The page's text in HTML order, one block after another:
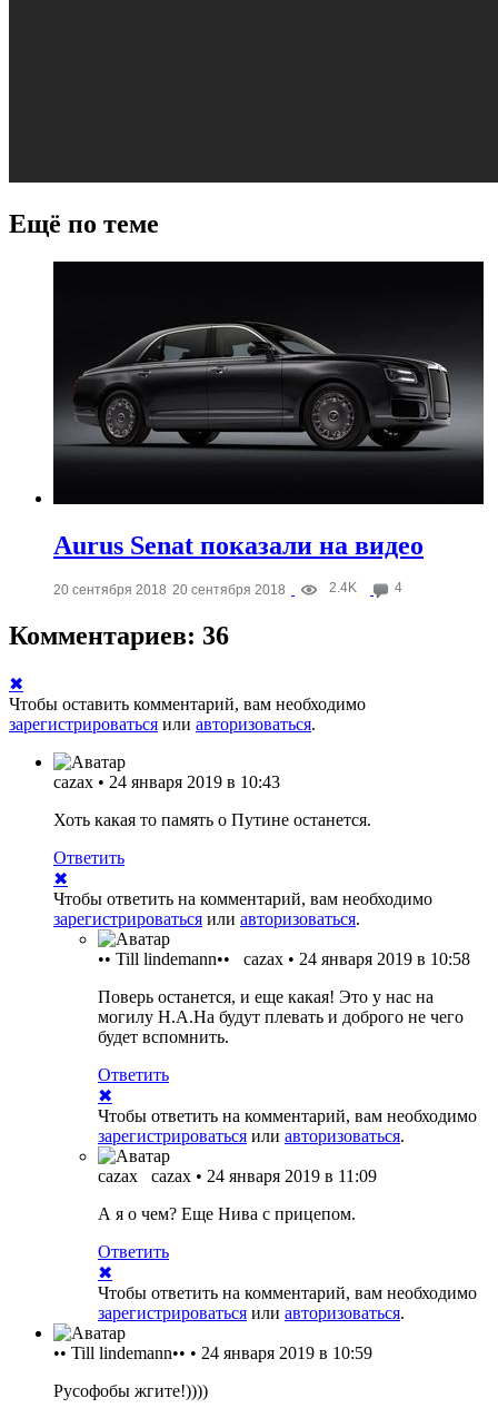
Ещё по теме
Aurus Senat показали на видео
20 сентября 2018 20 сентября 2018 2.4K 4
Комментариев: 36
✖
Чтобы оставить комментарий, вам необходимо
зарегистрироваться или авторизоваться.
cazax • 24 января 2019 в 10:43
Хоть какая то память о Путине останется.
Ответить
✖
Чтобы ответить на комментарий, вам необходимо
зарегистрироваться или авторизоваться.
•• Till lindemann•• cazax • 24 января 2019 в 10:58
Поверь останется, и еще какая! Это у нас на
могилу Н.А.На будут плевать и доброго не чего
будет вспомнить.
Ответить
✖
Чтобы ответить на комментарий, вам необходимо
зарегистрироваться или авторизоваться.
cazax cazax • 24 января 2019 в 11:09
А я о чем? Еще Нива с прицепом.
Ответить
✖
Чтобы ответить на комментарий, вам необходимо
зарегистрироваться или авторизоваться.
•• Till lindemann•• • 24 января 2019 в 10:59
Русофобы жгите!))))